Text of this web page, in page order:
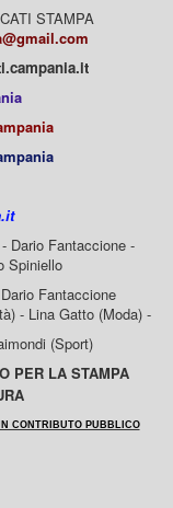
STAMPA
Dario Fantaccione -
Spiniello
Fantaccione
- Lina Gatto (Moda) -
(Sport)
PER LA STAMPA
CONTRIBUTO PUBBLICO